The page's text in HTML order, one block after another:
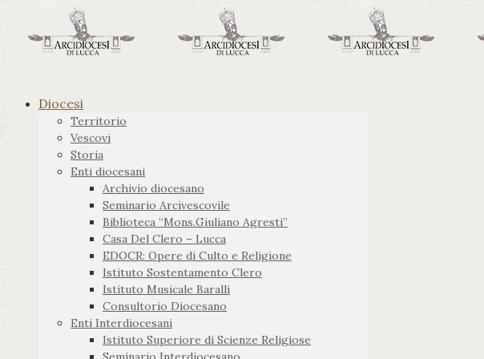
Diocesi
Territorio
Vescovi
Storia
Enti diocesani
Archivio diocesano
Seminario Arcivescovile
Biblioteca “Mons.Giuliano Agresti”
Casa Del Clero – Lucca
EDOCR: Opere di Culto e Religione
Istituto Sostentamento Clero
Istituto Musicale Baralli
Consultorio Diocesano
Enti Interdiocesani
Istituto Superiore di Scienze Religiose